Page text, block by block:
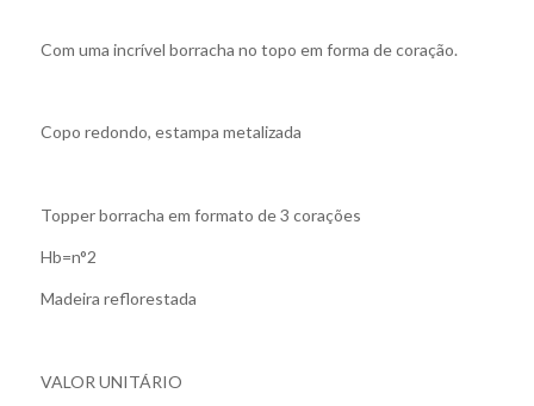
Com uma incrível borracha no topo em forma de coração.
Copo redondo, estampa metalizada
Topper borracha em formato de 3 corações
Hb=n°2
Madeira reflorestada
VALOR UNITÁRIO